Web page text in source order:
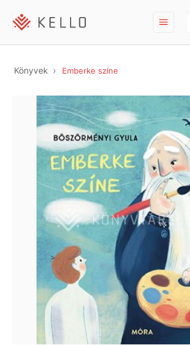
Könyvek Emberke színe